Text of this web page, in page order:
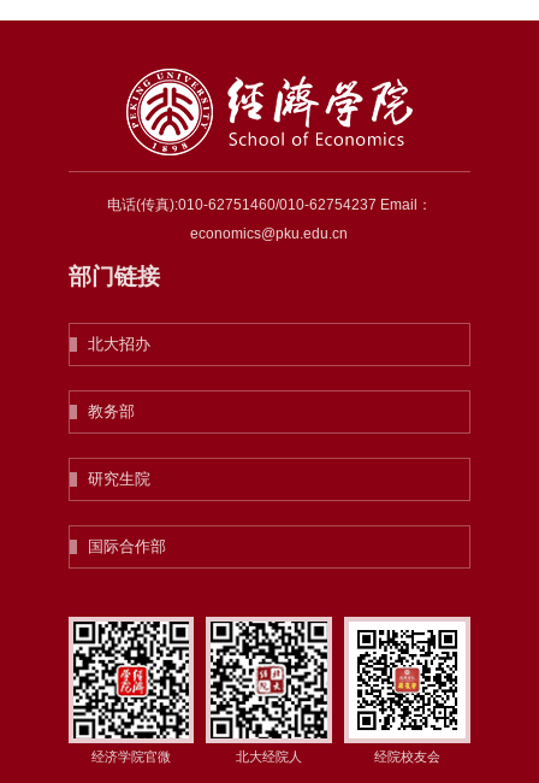
电话(传真):010-62751460/010-62754237 Email：
economics@pku.edu.cn
部门链接
北大招办
教务部
研究生院
国际合作部
经济学院官微 北大经院人 经院校友会